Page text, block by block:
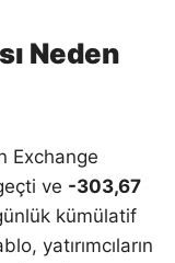
Neden
Exchange
ve -303,67
kümülatif
yatırımcıların